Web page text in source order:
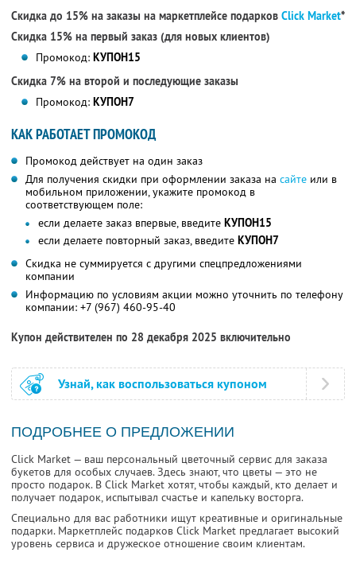
Скидка до 15% на заказы на маркетплейсе подарков Click Market*
Скидка 15% на первый заказ (для новых клиентов)
Промокод: КУПОН15
Скидка 7% на второй и последующие заказы
Промокод: КУПОН7
КАК РАБОТАЕТ ПРОМОКОД
Промокод действует на один заказ
Для получения скидки при оформлении заказа на сайте или в
мобильном приложении, укажите промокод в
соответствующем поле:
если делаете заказ впервые, введите КУПОН15
если делаете повторный заказ, введите КУПОН7
Скидка не суммируется с другими спецпредложениями
компании
Информацию по условиям акции можно уточнить по телефону
компании: +7 (967) 460-95-40
Купон действителен по 28 декабря 2025 включительно
Узнай, как воспользоваться купоном
ПОДРОБНЕЕ О ПРЕДЛОЖЕНИИ
Click Market — ваш персональный цветочный сервис для заказа
букетов для особых случаев. Здесь знают, что цветы — это не
просто подарок. В Click Market хотят, чтобы каждый, кто делает и
получает подарок, испытывал счастье и капельку восторга.
Специально для вас работники ищут креативные и оригинальные
подарки. Маркетплейс подарков Click Market предлагает высокий
уровень сервиса и дружеское отношение своим клиентам.